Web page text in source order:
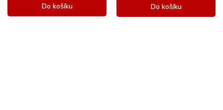
Do košíku Do košíku